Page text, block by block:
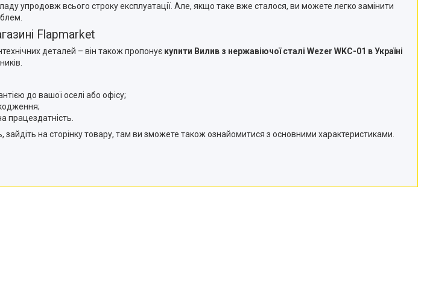
упродовж всього строку експлуатації. Але, якщо таке вже сталося, ви можете легко замінити
Flapmarket
деталей – він також пропонує купити Вилив з нержавіючої сталі Wezer WKC-01 в Україні
до вашої оселі або офісу;
працездатність.
зайдіть на сторінку товару, там ви зможете також ознайомитися з основними характеристиками.